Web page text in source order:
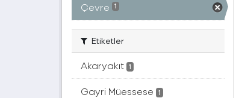
Çevre 1
Etiketler
Akaryakıt 1
Gayri Müessese 1